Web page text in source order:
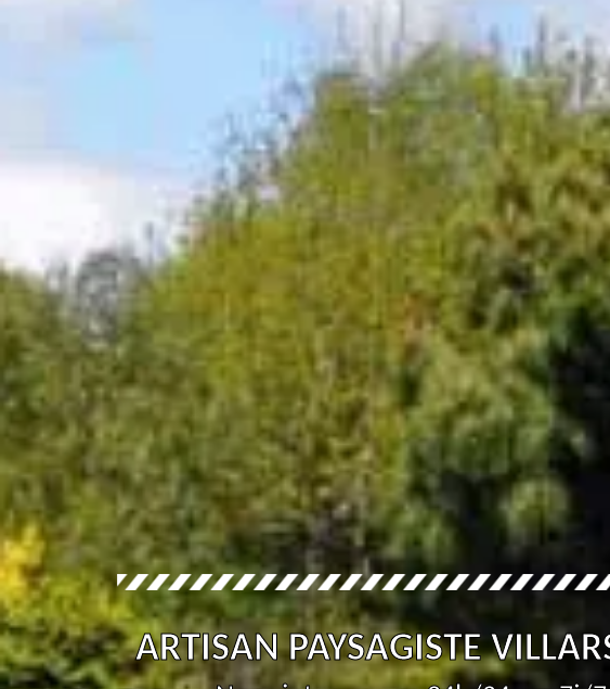
ARTISAN PAYSAGISTE